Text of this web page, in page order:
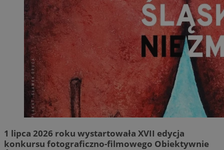
1 lipca 2026 roku wystartowała XVII edycja
konkursu fotograficzno-filmowego Obiektywnie